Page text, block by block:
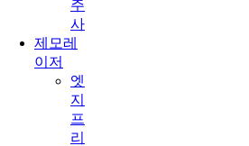
주
사
제모레
이저
엣
지
프
리